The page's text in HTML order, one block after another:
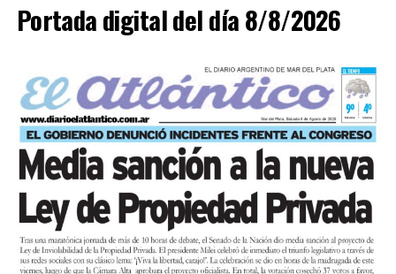
Portada digital del día 8/8/2026